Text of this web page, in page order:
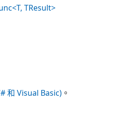
TResult>
和 Visual Basic) 。